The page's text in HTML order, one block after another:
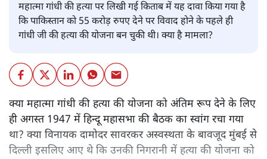
महात्मा गांधी की हत्या पर लिखी गई किताब में यह दावा किया गया है
कि पाकिस्तान को 55 करोड़ रुपए देने पर विवाद होने के पहले ही
गांधी जी की हत्या की योजना बन चुकी थी। क्या है मामला?
क्या महात्मा गांधी की हत्या की योजना को अंतिम रूप देने के लिए
ही अगस्त 1947 में हिन्दू महासभा की बैठक का स्वांग रचा गया
था? क्या विनायक दामोदर सावरकर अस्वस्थता के बावजूद मुंबई से
दिल्ली इसलिए आए थे कि उनकी निगरानी में हत्या की योजना को